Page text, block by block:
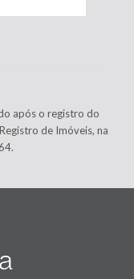
após o registro do
de Imóveis, na